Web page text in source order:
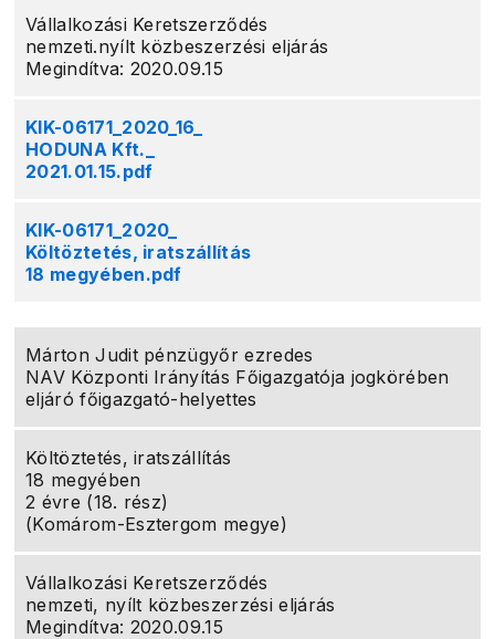
Vállalkozási Keretszerződés
nemzeti.nyílt közbeszerzési eljárás
Megindítva: 2020.09.15
KIK-06171_2020_16_
HODUNA Kft._
2021.01.15.pdf
KIK-06171_2020_
Költöztetés, iratszállítás
18 megyében.pdf
Márton Judit pénzügyőr ezredes
NAV Központi Irányítás Főigazgatója jogkörében
eljáró főigazgató-helyettes
Költöztetés, iratszállítás
18 megyében
2 évre (18. rész)
(Komárom-Esztergom megye)
Vállalkozási Keretszerződés
nemzeti, nyílt közbeszerzési eljárás
Megindítva: 2020.09.15